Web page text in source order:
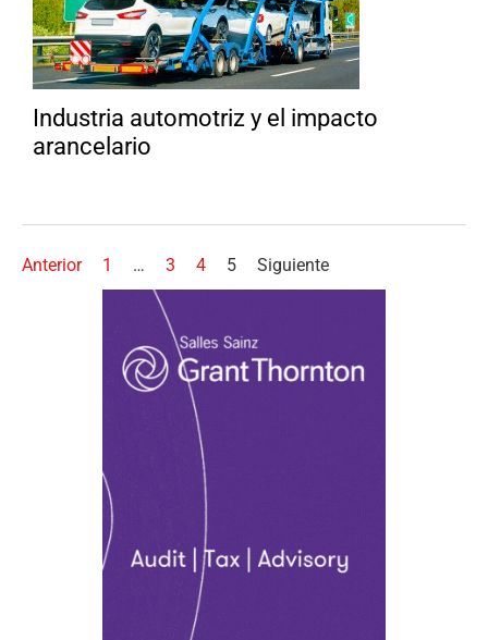
Industria automotriz y el impacto
arancelario
Anterior 1 … 3 4 5 Siguiente